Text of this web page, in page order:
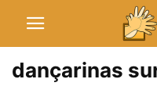
dançarinas